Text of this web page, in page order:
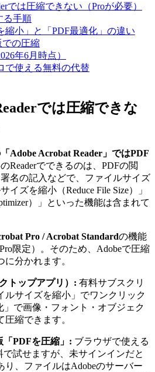
では圧縮できない（Proが必要）
る手順
縮小」と「PDF最適化」の違い
での圧縮
年6月時点）
で使える無料の代替
では圧縮できな
Adobe Acrobat Reader」ではPDF
Readerでできるのは、PDFの閲
名の記入などで、ファイルサイズ
イズを縮小（Reduce File Size）」
）」といった機能は含まれて
Pro / Acrobat Standardの機能
限定）。そのため、Adobeで圧縮
分かれます。
トップアプリ）: 有料サブスクリ
ルサイズを縮小」でワンクリック
」で画像・フォント・オブジェク
圧縮できます。
「PDFを圧縮」: ブラウザで使える
で試せますが、未サインインだと
り、ファイルはAdobeのサーバー